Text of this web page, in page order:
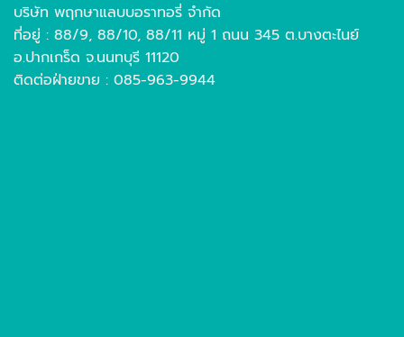
บริษัท พฤกษาแลบบอราทอรี่ จำกัด
ที่อยู่ : 88/9, 88/10, 88/11 หมู่ 1 ถนน 345 ต.บางตะไนย์
อ.ปากเกร็ด จ.นนทบุรี 11120
ติดต่อฝ่ายขาย : 085-963-9944